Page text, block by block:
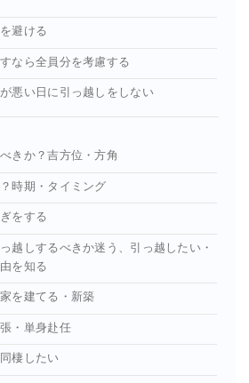
避ける
なら全員分を考慮する
悪い日に引っ越しをしない
きか？吉方位・方角
時期・タイミング
をする
越しするべきか迷う、引っ越したい・
を知る
を建てる・新築
・単身赴任
棲したい